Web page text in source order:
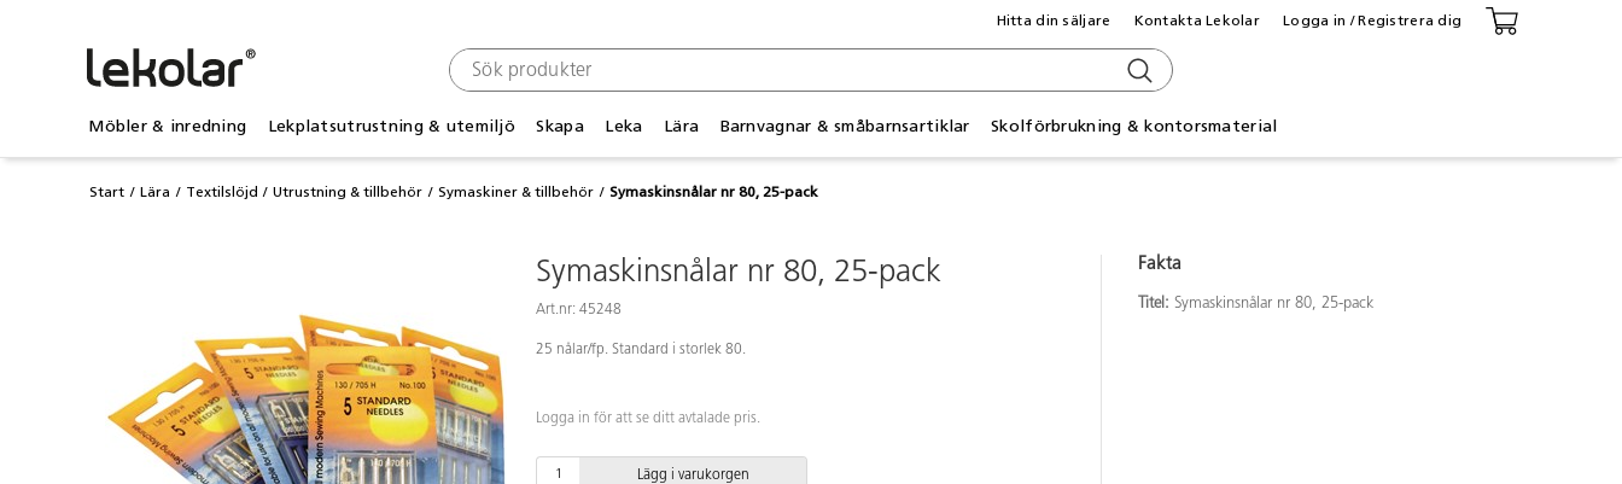
Möbler & inredning Lekplatsutrustning & utemiljö Skapa Leka Lära Barnvagnar & småbarnsartiklar Skolförbrukning & kontorsmaterial
Hitta din säljare Kontakta Lekolar Logga in / Registrera dig
Start Lära Textilslöjd Utrustning & tillbehör Symaskiner & tillbehör Symaskinsnålar nr 80, 25-pack
Symaskinsnålar nr 80, 25-pack
Art.nr: 45248
25 nålar/fp. Standard i storlek 80.
Logga in för att se ditt avtalade pris.
Lägg i varukorgen
Fakta
Titel:Symaskinsnålar nr 80, 25-pack